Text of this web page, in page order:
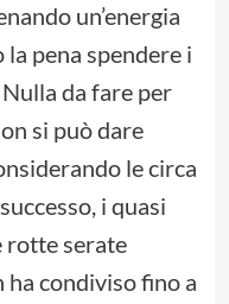
un’energia
pena spendere i
da fare per
si può dare
le circa
i quasi
rotte serate
ha condiviso fino a